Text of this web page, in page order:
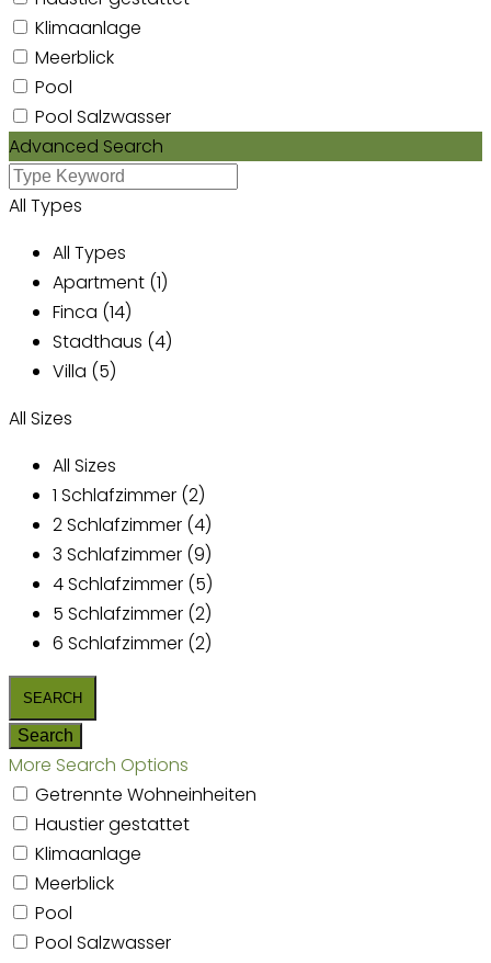
Klimaanlage
Meerblick
Pool
Pool Salzwasser
Advanced Search
All Types
All Types
Apartment (1)
Finca (14)
Stadthaus (4)
Villa (5)
All Sizes
All Sizes
1 Schlafzimmer (2)
2 Schlafzimmer (4)
3 Schlafzimmer (9)
4 Schlafzimmer (5)
5 Schlafzimmer (2)
6 Schlafzimmer (2)
More Search Options
Getrennte Wohneinheiten
Haustier gestattet
Klimaanlage
Meerblick
Pool
Pool Salzwasser